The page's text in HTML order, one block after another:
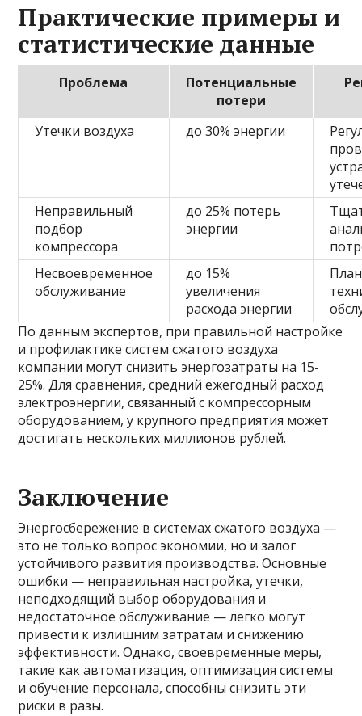
Практические примеры и
статистические данные
Проблема
Потенциальные
потери
Утечки воздуха до 30% энергии
Неправильный
подбор
компрессора
до 25% потерь
энергии
Несвоевременное
обслуживание
до 15%
увеличения
расхода энергии
По данным экспертов, при правильной настройке
и профилактике систем сжатого воздуха
компании могут снизить энергозатраты на 15-
25%. Для сравнения, средний ежегодный расход
электроэнергии, связанный с компрессорным
оборудованием, у крупного предприятия может
достигать нескольких миллионов рублей.
Заключение
Энергосбережение в системах сжатого воздуха —
это не только вопрос экономии, но и залог
устойчивого развития производства. Основные
ошибки — неправильная настройка, утечки,
неподходящий выбор оборудования и
недостаточное обслуживание — легко могут
привести к излишним затратам и снижению
эффективности. Однако, своевременные меры,
такие как автоматизация, оптимизация системы
и обучение персонала, способны снизить эти
риски в разы.